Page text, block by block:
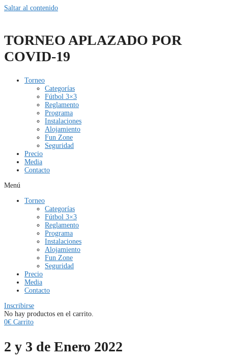
Saltar al contenido
TORNEO APLAZADO POR
COVID-19
Torneo
Categorías
Fútbol 3×3
Reglamento
Programa
Instalaciones
Alojamiento
Fun Zone
Seguridad
Precio
Media
Contacto
Menú
Torneo
Categorías
Fútbol 3×3
Reglamento
Programa
Instalaciones
Alojamiento
Fun Zone
Seguridad
Precio
Media
Contacto
Inscribirse
No hay productos en el carrito.
0€ Carrito
2 y 3 de Enero 2022